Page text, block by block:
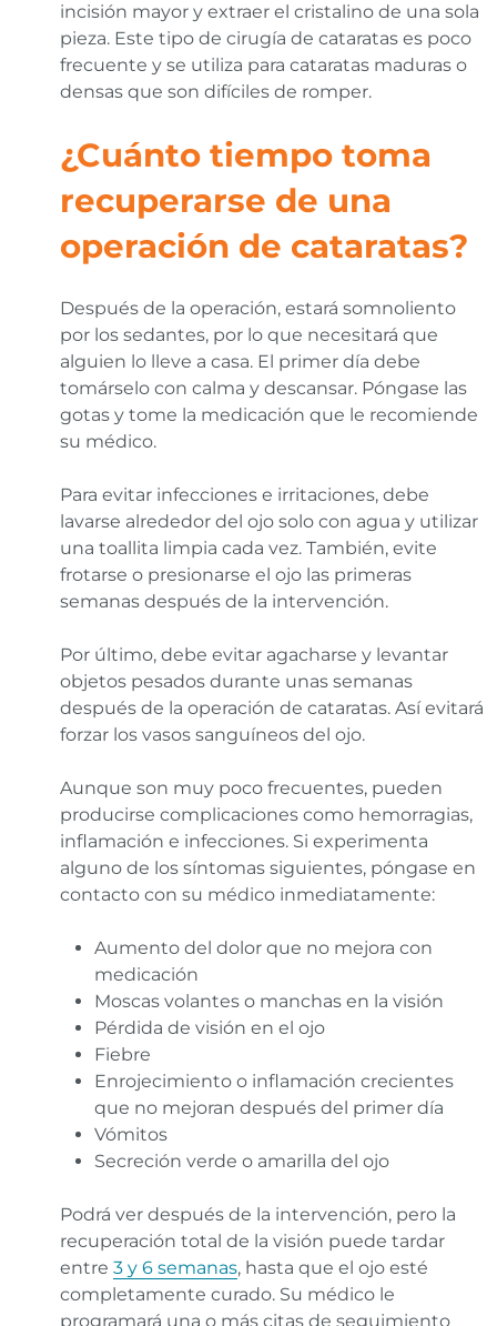
incisión mayor y extraer el cristalino de una sola
pieza. Este tipo de cirugía de cataratas es poco
frecuente y se utiliza para cataratas maduras o
densas que son difíciles de romper.
¿Cuánto tiempo toma
recuperarse de una
operación de cataratas?
Después de la operación, estará somnoliento
por los sedantes, por lo que necesitará que
alguien lo lleve a casa. El primer día debe
tomárselo con calma y descansar. Póngase las
gotas y tome la medicación que le recomiende
su médico.
Para evitar infecciones e irritaciones, debe
lavarse alrededor del ojo solo con agua y utilizar
una toallita limpia cada vez. También, evite
frotarse o presionarse el ojo las primeras
semanas después de la intervención.
Por último, debe evitar agacharse y levantar
objetos pesados durante unas semanas
después de la operación de cataratas. Así evitará
forzar los vasos sanguíneos del ojo.
Aunque son muy poco frecuentes, pueden
producirse complicaciones como hemorragias,
inflamación e infecciones. Si experimenta
alguno de los síntomas siguientes, póngase en
contacto con su médico inmediatamente:
Aumento del dolor que no mejora con
medicación
Moscas volantes o manchas en la visión
Pérdida de visión en el ojo
Fiebre
Enrojecimiento o inflamación crecientes
que no mejoran después del primer día
Vómitos
Secreción verde o amarilla del ojo
Podrá ver después de la intervención, pero la
recuperación total de la visión puede tardar
entre 3 y 6 semanas, hasta que el ojo esté
completamente curado. Su médico le
programará una o más citas de seguimiento